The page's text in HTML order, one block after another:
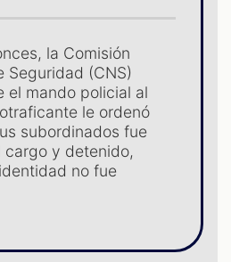
la Comisión
Seguridad (CNS)
el mando policial al
le ordenó
subordinados fue
cargo y detenido,
no fue